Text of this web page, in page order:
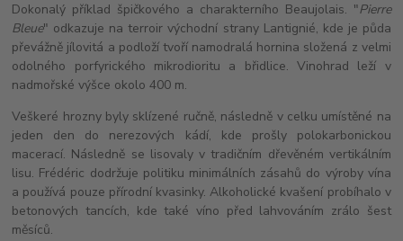
Dokonalý příklad špičkového a charakterního Beaujolais. "Pierre
Bleue" odkazuje na terroir východní strany Lantignié, kde je půda
převážně jílovitá a podloží tvoří namodralá hornina složená z velmi
odolného porfyrického mikrodioritu a břidlice. Vinohrad leží v
nadmořské výšce okolo 400 m.
Veškeré hrozny byly sklízené ručně, následně v celku umístěné na
jeden den do nerezových kádí, kde prošly polokarbonickou
macerací. Následně se lisovaly v tradičním dřevěném vertikálním
lisu. Frédéric dodržuje politiku minimálních zásahů do výroby vína
a používá pouze přírodní kvasinky. Alkoholické kvašení probíhalo v
betonových tancích, kde také víno před lahvováním zrálo šest
měsíců.